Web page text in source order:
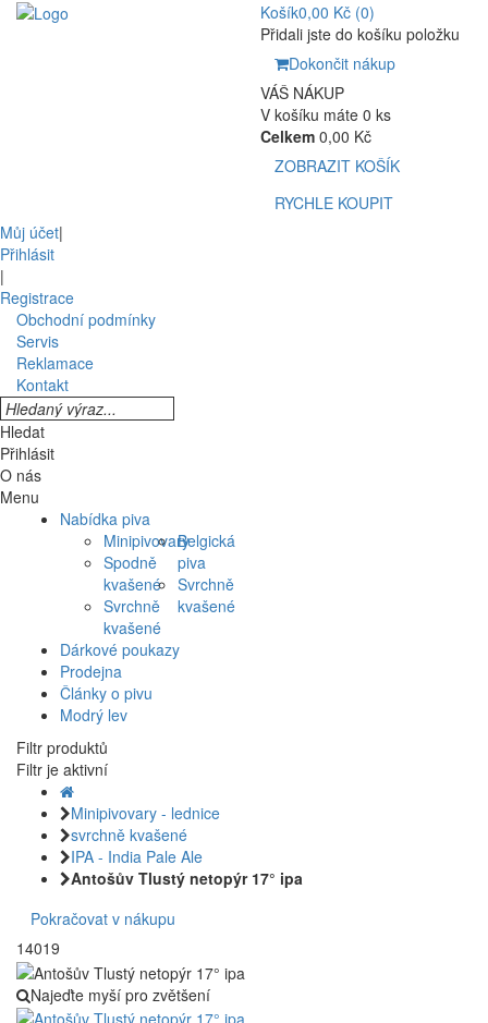
Košík0,00 Kč (0)
Přidali jste do košíku položku
Dokončit nákup
VÁŠ NÁKUP
V košíku máte 0 ks
Celkem 0,00 Kč
ZOBRAZIT KOŠÍK
RYCHLE KOUPIT
Můj účet|
Přihlásit
|
Registrace
Obchodní podmínky
Servis
Reklamace
Kontakt
Hledat
Přihlásit
O nás
Menu
Nabídka piva
Minipivovary
Spodně
kvašené
Svrchně
kvašené
Belgická
piva
Svrchně
kvašené
Dárkové poukazy
Prodejna
Články o pivu
Modrý lev
Filtr produktů
Filtr je aktivní
Minipivovary - lednice
svrchně kvašené
IPA - India Pale Ale
Antošův Tlustý netopýr 17° ipa
Pokračovat v nákupu
14019
Najeďte myší pro zvětšení